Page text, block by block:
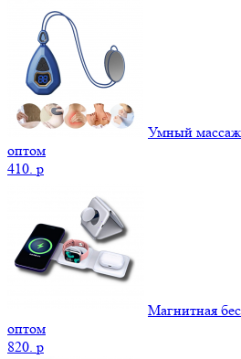
Умный
оптом
410. p
Магнитная
оптом
820. p